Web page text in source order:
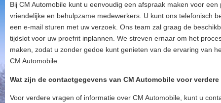
Bij CM Automobile kunt u eenvoudig een afspraak maken voor
vriendelijke en behulpzame medewerkers. U kunt ons telefonisch
een e-mail sturen met uw verzoek. Ons team zal graag de
tijdslot voor uw proefrit inplannen. We streven ernaar om het
maken, zodat u zonder gedoe kunt genieten van de ervaring van
CM Automobile.
Wat zijn de contactgegevens van CM Automobile voor
Voor verdere vragen of informatie over CM Automobile, kunt u